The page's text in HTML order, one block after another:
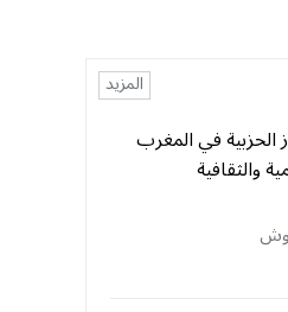
المزيد
في المغرب
والثقافية